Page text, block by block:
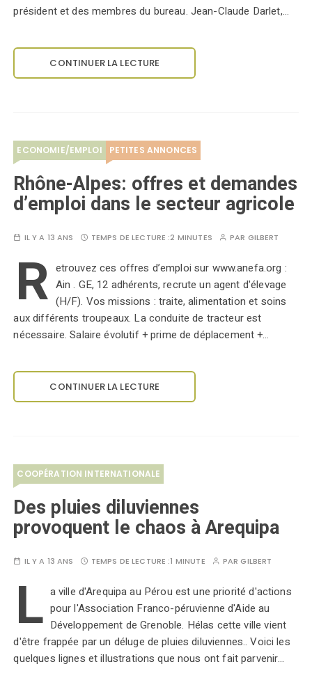
président et des membres du bureau. Jean-Claude Darlet,…
CONTINUER LA LECTURE
ECONOMIE/EMPLOI PETITES ANNONCES
Rhône-Alpes: offres et demandes
d’emploi dans le secteur agricole
IL Y A 13 ANS TEMPS DE LECTURE :2 MINUTES PAR GILBERT
R etrouvez ces offres d’emploi sur www.anefa.org :
Ain . GE, 12 adhérents, recrute un agent d'élevage
(H/F). Vos missions : traite, alimentation et soins
aux différents troupeaux. La conduite de tracteur est
nécessaire. Salaire évolutif + prime de déplacement +…
CONTINUER LA LECTURE
COOPÉRATION INTERNATIONALE
Des pluies diluviennes
provoquent le chaos à Arequipa
IL Y A 13 ANS TEMPS DE LECTURE :1 MINUTE PARGILBERT
L a ville d'Arequipa au Pérou est une priorité d'actions
pour l'Association Franco-péruvienne d'Aide au
Développement de Grenoble. Hélas cette ville vient
d'être frappée par un déluge de pluies diluviennes.. Voici les
quelques lignes et illustrations que nous ont fait parvenir…